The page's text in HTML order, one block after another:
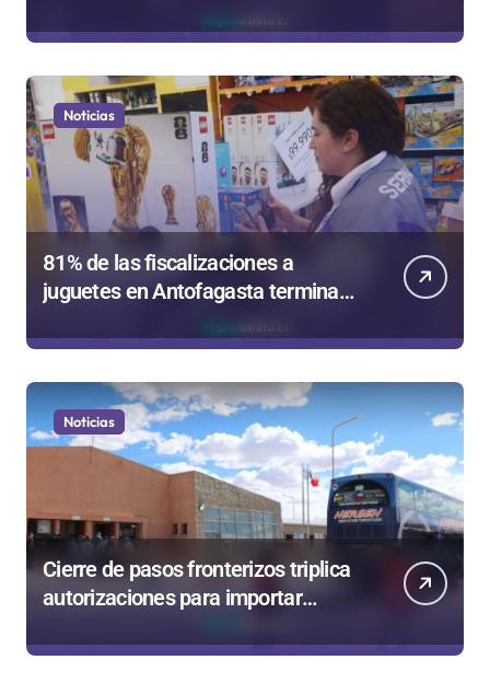
de Valparaíso
Noticias
81% de las fiscalizaciones a
juguetes en Antofagasta termina
en sumarios sanitarios
Noticias
Cierre de pasos fronterizos triplica
autorizaciones para importar